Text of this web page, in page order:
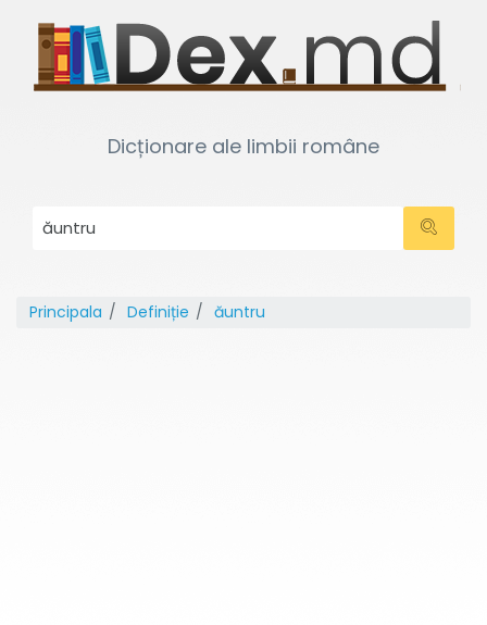
Dicționare ale limbii române
Principala Definiție ăuntru